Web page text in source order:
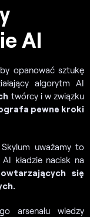
AI
opanować sztukę
algorytm AI
twórcy i w związku
pewne kroki
uważamy to
kładzie nacisk na
się
arsenału wiedzy